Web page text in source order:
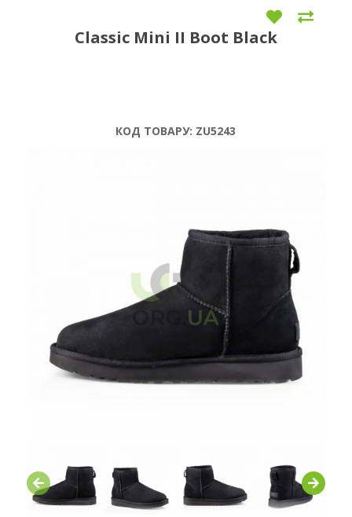
Classic Mini II Boot Black
КОД ТОВАРУ: ZU5243